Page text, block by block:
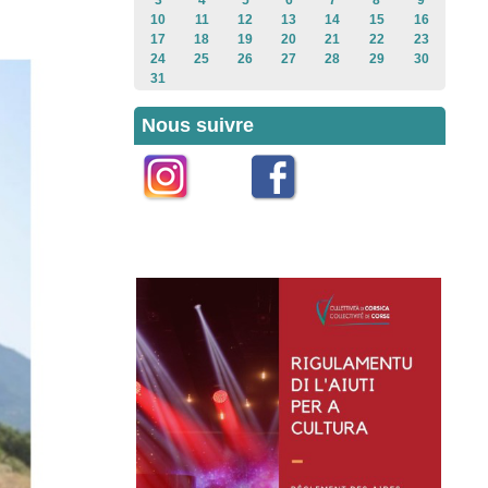
10
11 12 13 14 15
16
17
18 19 20 21 22
23
24
25 26 27 28 29
30
31
Nous suivre